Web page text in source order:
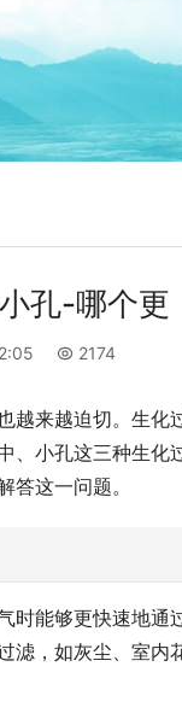
孔-哪个更
2174
越来越迫切。生化
、小孔这三种生化
这一问题。
时能够更快速地通
，如灰尘、室内